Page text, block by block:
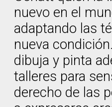
nuevo en el
adaptando las
nueva
dibuja y pinta
talleres para
derecho de las